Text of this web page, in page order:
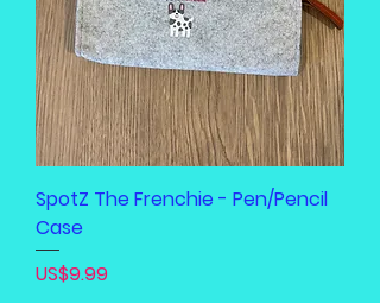
SpotZ The Frenchie - Pen/Pencil
Case
가격
US$9.99